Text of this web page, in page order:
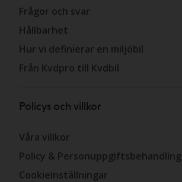
Frågor och svar
Hållbarhet
Hur vi definierar en miljöbil
Från Kvdpro till Kvdbil
Policys och villkor
Våra villkor
Policy & Personuppgiftsbehandling
Cookieinställningar